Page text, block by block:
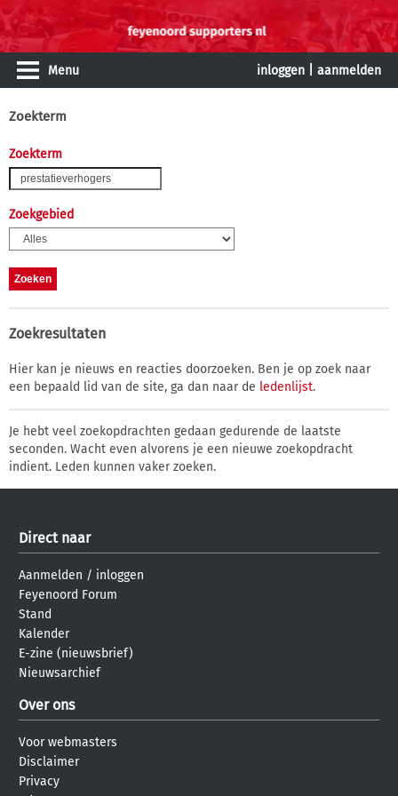
Menu inloggen aanmelden
Zoekterm
Zoekterm
Zoekgebied
Zoekresultaten
Hier kan je nieuws en reacties doorzoeken. Ben je op zoek naar
een bepaald lid van de site, ga dan naar de ledenlijst.
Je hebt veel zoekopdrachten gedaan gedurende de laatste
seconden. Wacht even alvorens je een nieuwe zoekopdracht
indient. Leden kunnen vaker zoeken.
Direct naar
Aanmelden / inloggen
Feyenoord Forum
Stand
Kalender
E-zine (nieuwsbrief)
Nieuwsarchief
Over ons
Voor webmasters
Disclaimer
Privacy